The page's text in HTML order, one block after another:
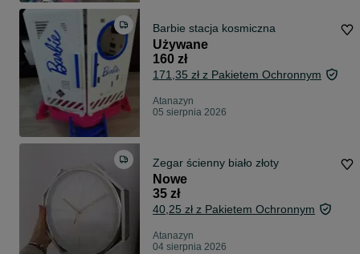
Barbie stacja kosmiczna
Używane
160 zł
171,35 zł z Pakietem Ochronnym
Atanazyn
05 sierpnia 2026
Zegar ścienny biało złoty
Nowe
35 zł
40,25 zł z Pakietem Ochronnym
Atanazyn
04 sierpnia 2026